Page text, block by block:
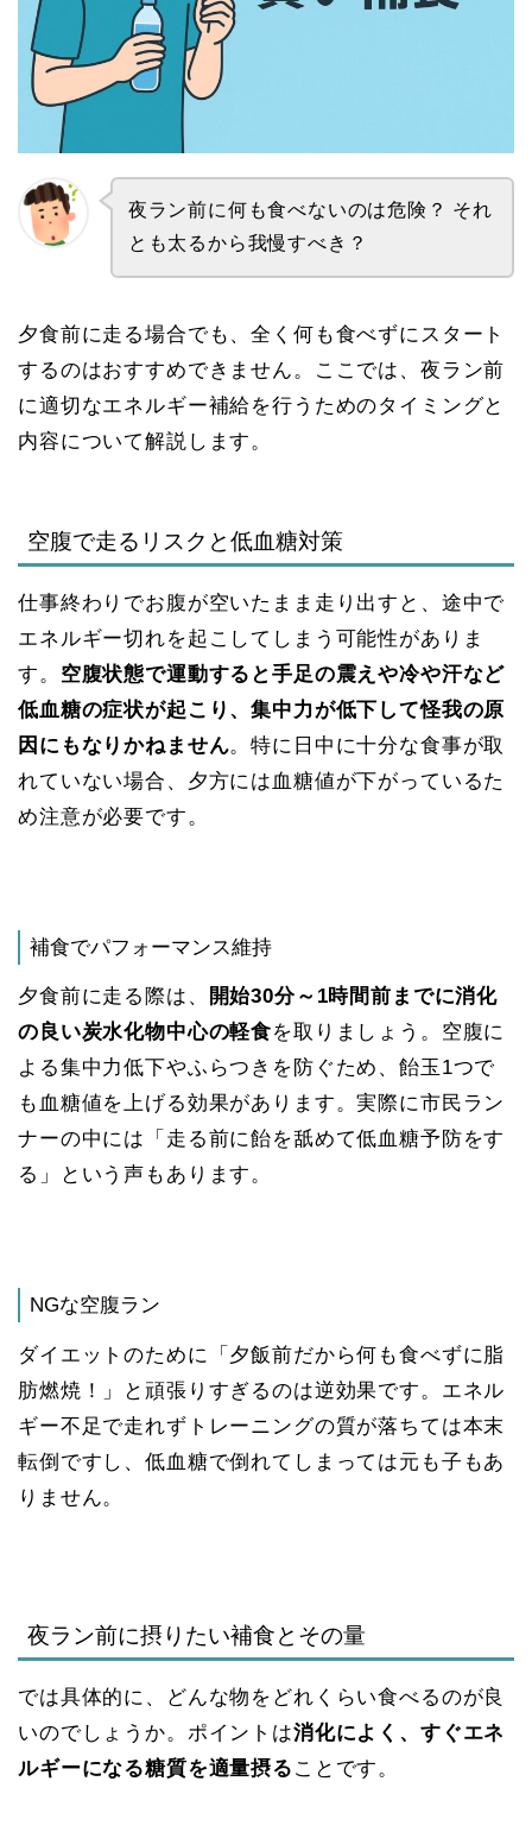
夜ラン前に何も食べないのは危険？ それ
とも太るから我慢すべき？
夕食前に走る場合でも、全く何も食べずにスタート
するのはおすすめできません。ここでは、夜ラン前
に適切なエネルギー補給を行うためのタイミングと
内容について解説します。
空腹で走るリスクと低血糖対策
仕事終わりでお腹が空いたまま走り出すと、途中で
エネルギー切れを起こしてしまう可能性がありま
す。 空腹状態で運動すると手足の震えや冷や汗など
低血糖の症状が起こり、集中力が低下して怪我の原
因にもなりかねません。特に日中に十分な食事が取
れていない場合、夕方には血糖値が下がっているた
め注意が必要です。
補食でパフォーマンス維持
夕食前に走る際は、
開始30分～1時間前までに消化
の良い炭水化物中心の軽食を取りましょう。空腹に
よる集中力低下やふらつきを防ぐため、飴玉1つで
も血糖値を上げる効果があります​。実際に市民ラン
ナーの中には「走る前に飴を舐めて低血糖予防をす
る」という声もあります。
NGな空腹ラン
ダイエットのために「夕飯前だから何も食べずに脂
肪燃焼！」と頑張りすぎるのは逆効果です。エネル
ギー不足で走れずトレーニングの質が落ちては本末
転倒ですし、低血糖で倒れてしまっては元も子もあ
りません。
夜ラン前に摂りたい補食とその量
では具体的に、どんな物をどれくらい食べるのが良
いのでしょうか。ポイントは消化によく、すぐエネ
ルギーになる糖質を適量摂る ことです。